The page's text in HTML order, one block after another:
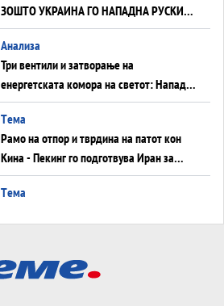
ЗОШТО УКРАИНА ГО НАПАДНА РУСКИОТ
WILDBERRIES
Aнализа
Три вентили и затворање на
енергетската комора на светот: Нападот
во Суец најавува глобален енергетски
инфаркт?
Tема
Рамо на отпор и тврдина на патот кон
Кина - Пекинг го подготвува Иран за
американска копнена инвазија
Tема
Tема
Трамп тврди дека повторно „разговара“